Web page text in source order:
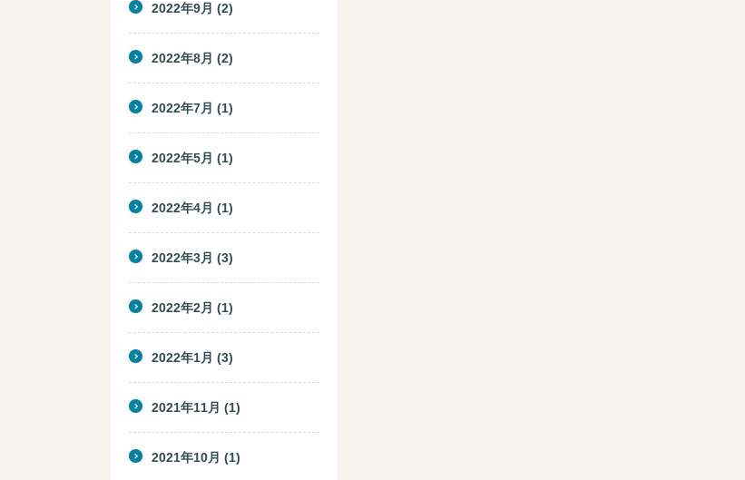
2022年9月 (2)
2022年8月 (2)
2022年7月 (1)
2022年5月 (1)
2022年4月 (1)
2022年3月 (3)
2022年2月 (1)
2022年1月 (3)
2021年11月 (1)
2021年10月 (1)